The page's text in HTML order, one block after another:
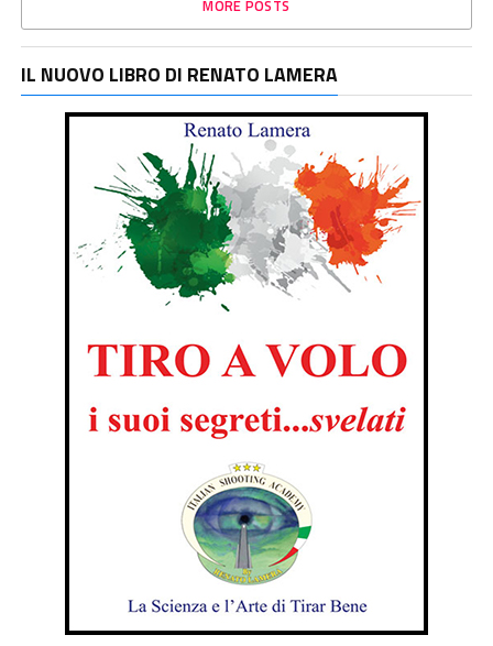
MORE POSTS
IL NUOVO LIBRO DI RENATO LAMERA